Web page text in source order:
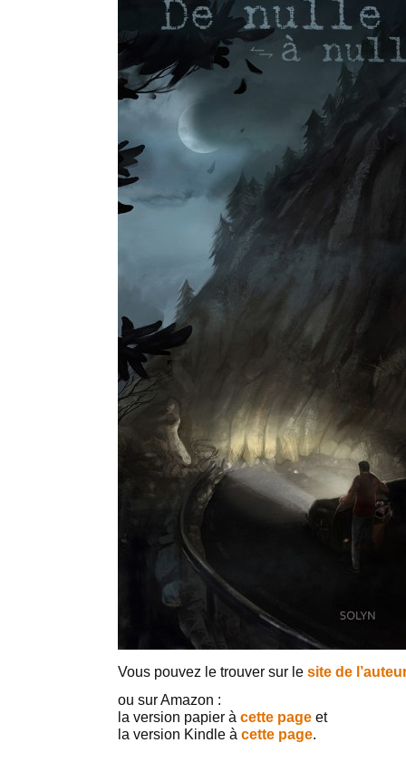
Vous pouvez le trouver sur le site de
ou sur Amazon :
la version papier à cette page et
la version Kindle à cette page.